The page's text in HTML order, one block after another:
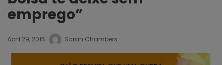
emprego”
Abril 29, 2016 Sarah Chambers